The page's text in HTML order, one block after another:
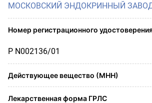
МОСКОВСКИЙ ЭНДОКРИННЫЙ
Номер регистрационного
Р N002136/01
Действующее вещество (МНН)
Лекарственная форма ГРЛС